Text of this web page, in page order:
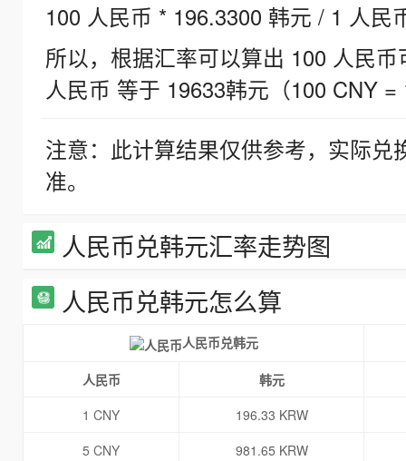
100 人民币 * 196.3300 韩元 / 1 人民
所以，根据汇率可以算出 100 人民
人民币 等于 19633韩元（100 CNY =
注意：此计算结果仅供参考，实际
准。
人民币兑韩元汇率走势图
人民币兑韩元怎么算
人民币兑韩元
人民币
韩元
1 CNY
196.33 KRW
5 CNY
981.65 KRW